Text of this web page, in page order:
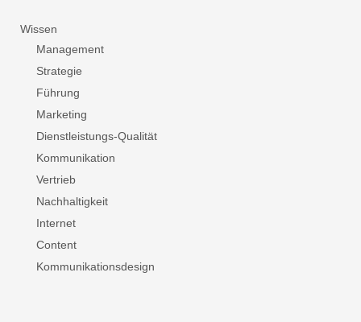
Wissen
Management
Strategie
Führung
Marketing
Dienstleistungs-Qualität
Kommunikation
Vertrieb
Nachhaltigkeit
Internet
Content
Kommunikationsdesign